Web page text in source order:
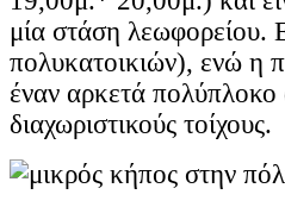
μία στάση λεωφορείου.
πολυκατοικιών), ενώ η
έναν αρκετά
διαχωριστικούς τοίχους.